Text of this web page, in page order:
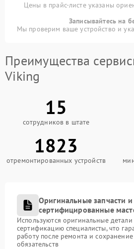
Цены в прайс-листе указаны
Записывайтесь на
Мы проверим ваше устройство и
Преимущества
Viking
15
сотрудников в штате
1823
отремонтированных устройств
Оригинальные запчасти и
сертифицированные
Используются оригинальные
сертификацию специалисты, что
работу после ремонта и
обязательств